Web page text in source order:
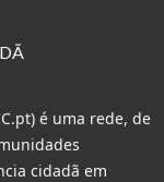
é uma rede, de
cidadã em